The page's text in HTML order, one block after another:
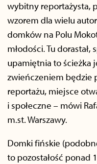
wybitny reportażysta,
wzorem dla wielu
domków na Polu
młodości. Tu dorastał,
upamiętnia to ścieżka
zwieńczeniem będzie
reportażu, miejsce
i społeczne – mówi
m.st. Warszawy.
Domki fińskie
to pozostałość ponad